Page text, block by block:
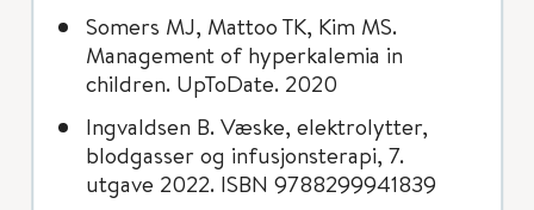
Somers MJ, Mattoo TK, Kim MS.
Management of hyperkalemia in
children. UpToDate. 2020
Ingvaldsen B. Væske, elektrolytter,
blodgasser og infusjonsterapi, 7.
utgave 2022. ISBN 9788299941839